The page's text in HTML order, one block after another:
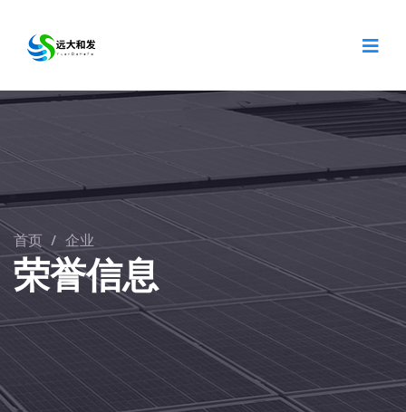
首页 / 企业
荣誉信息